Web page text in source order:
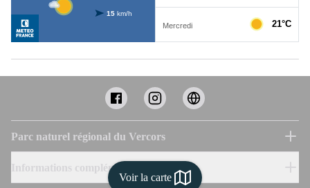
Voir la carte
Parc naturel régional du Vercors
Informations complémentaires